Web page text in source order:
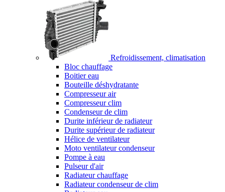
Refroidissement, climatisation
Bloc chauffage
Boitier eau
Bouteille déshydratante
Compresseur air
Compresseur clim
Condenseur de clim
Durite inférieur de radiateur
Durite supérieur de radiateur
Hélice de ventilateur
Moto ventilateur condenseur
Pompe à eau
Pulseur d'air
Radiateur chauffage
Radiateur condenseur de clim